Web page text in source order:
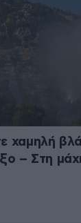
χαμηλή
– Στη